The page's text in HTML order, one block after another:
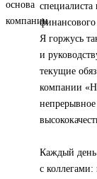
специалиста
Я горжусь
и
текущие
компании
Каждый
с